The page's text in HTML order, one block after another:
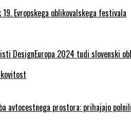
19. Evropskega oblikovalskega festivala
DesignEuropa 2024 tudi slovenski
avtocestnega prostora: prihajajo